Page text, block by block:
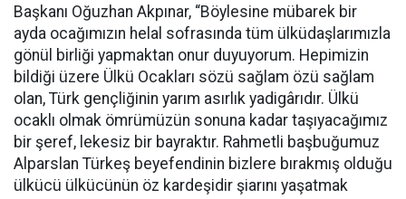
Başkanı Oğuzhan Akpınar, “Böylesine mübarek bir
ayda ocağımızın helal sofrasında tüm ülküdaşlarımızla
gönül birliği yapmaktan onur duyuyorum. Hepimizin
bildiği üzere Ülkü Ocakları sözü sağlam özü sağlam
olan, Türk gençliğinin yarım asırlık yadigârıdır. Ülkü
ocaklı olmak ömrümüzün sonuna kadar taşıyacağımız
bir şeref, lekesiz bir bayraktır. Rahmetli başbuğumuz
Alparslan Türkeş beyefendinin bizlere bırakmış olduğu
ülkücü ülkücünün öz kardeşidir şiarını yaşatmak